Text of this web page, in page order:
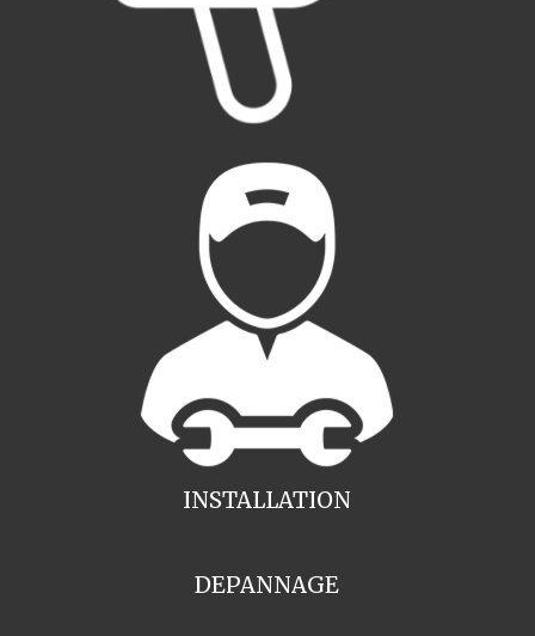
INSTALLATION
DEPANNAGE